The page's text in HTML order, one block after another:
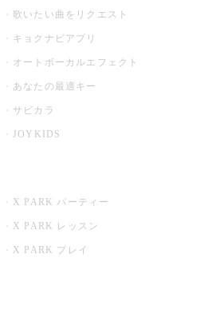
歌いたい曲をリクエスト
キョクナビアプリ
オートボーカルエフェクト
あなたの最適キー
サビカラ
JOYKIDS
X PARK パーティー
X PARK レッスン
X PARK プレイ